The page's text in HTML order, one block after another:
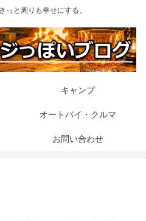
っと周りも幸せにする。
キャンプ
オートバイ・クルマ
お問い合わせ